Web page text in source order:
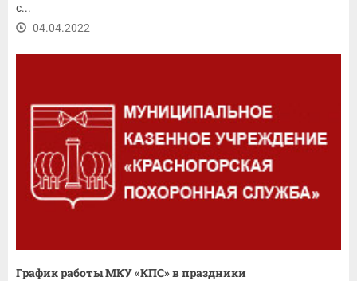
с...
04.04.2022
График работы МКУ «КПС» в праздники